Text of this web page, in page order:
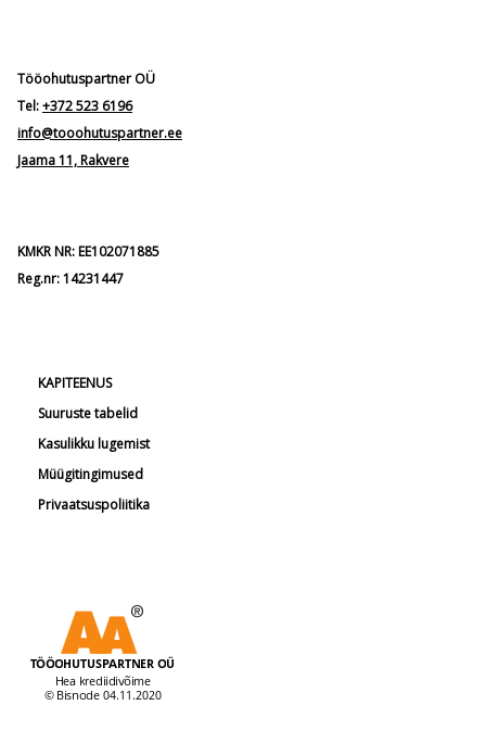
Tööohutuspartner OÜ
Tel:+372 523 6196
info@tooohutuspartner.ee
Jaama 11, Rakvere
KMKR NR: EE102071885
Reg.nr: 14231447
KAPITEENUS
Suuruste tabelid
Kasulikku lugemist
Müügitingimused
Privaatsuspoliitika